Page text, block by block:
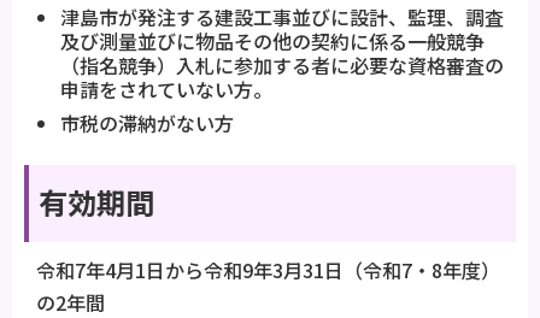
津島市が発注する建設工事並びに設計、監理、調査
及び測量並びに物品その他の契約に係る一般競争
（指名競争）入札に参加する者に必要な資格審査の
申請をされていない方。
市税の滞納がない方
有効期間
令和7年4月1日から令和9年3月31日（令和7・8年度）
の2年間